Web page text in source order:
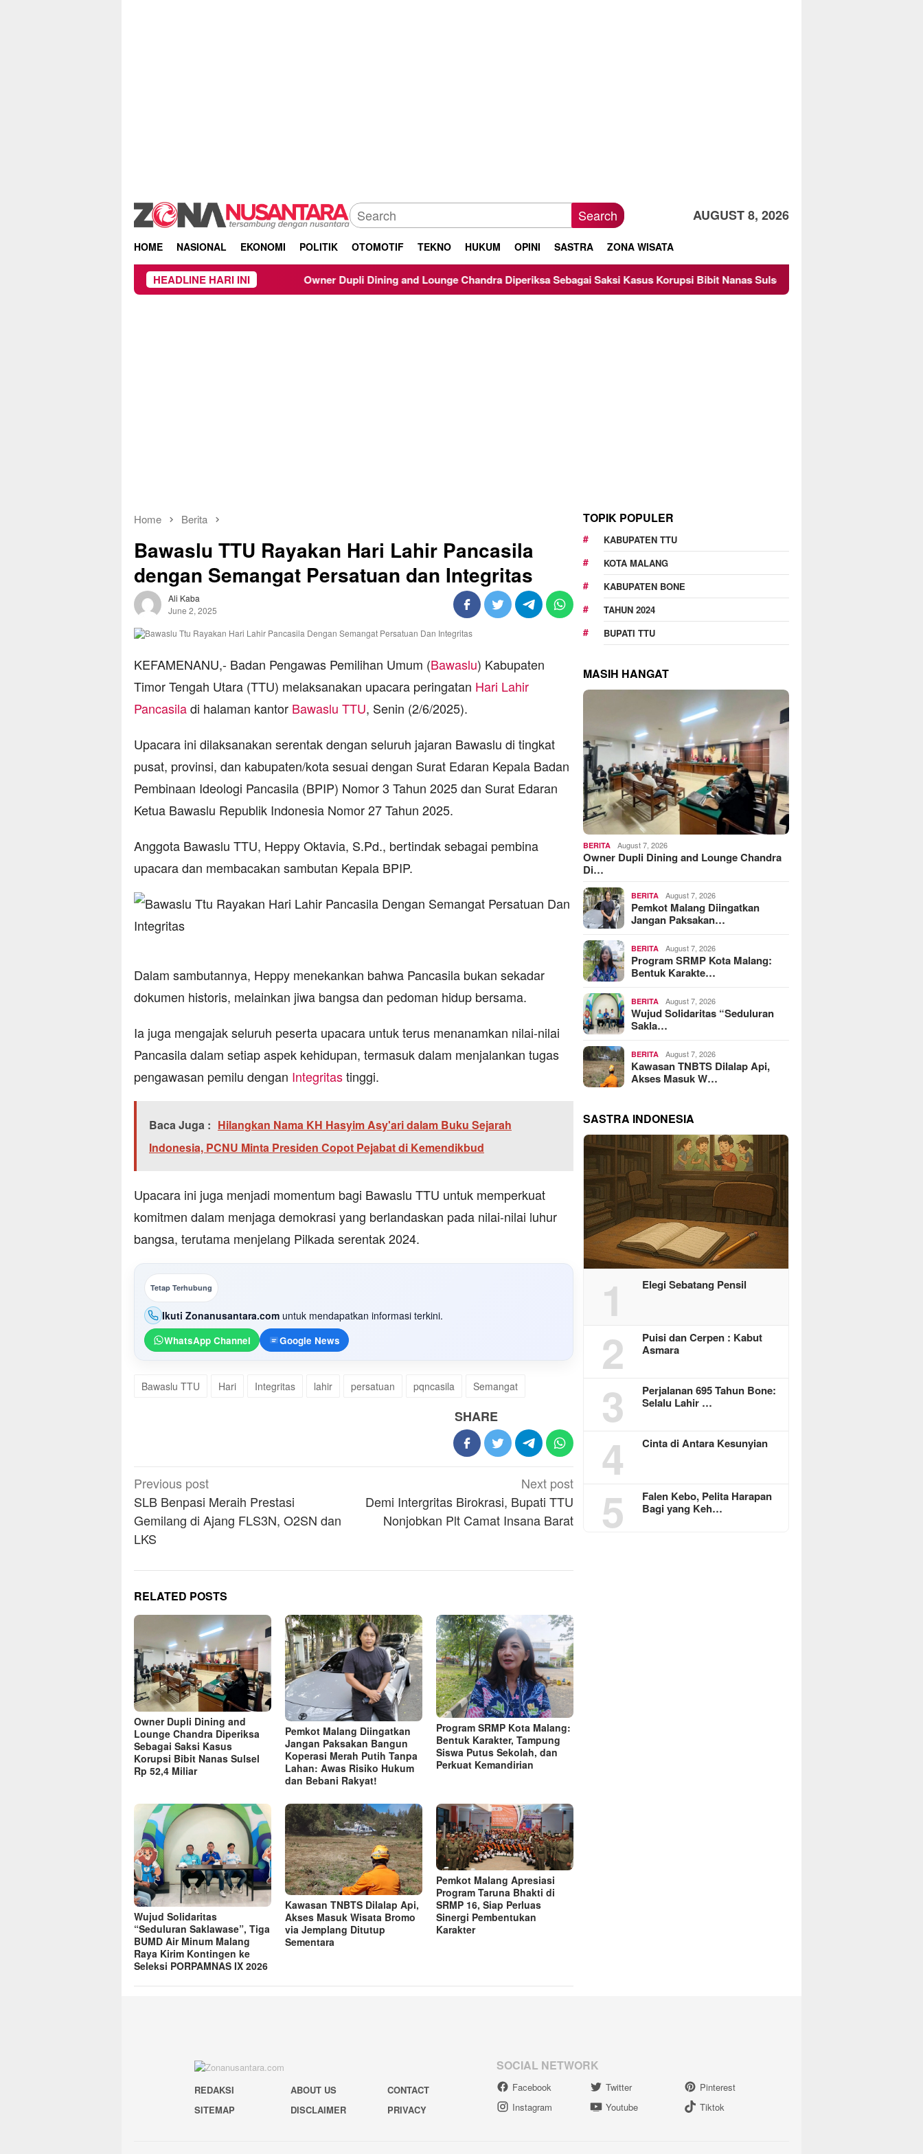
Search AUGUST 8, 2026
HOME NASIONAL EKONOMI POLITIK OTOMOTIF TEKNO HUKUM OPINI SASTRA ZONA WISATA
HEADLINE HARI INIOwner Dupli Dining and Lounge Chandra Diperiksa Sebagai Saksi Kasus Korupsi Bibit Nanas Sulsel Rp 52,4 Miliar
Home Berita
Bawaslu TTU Rayakan Hari Lahir Pancasila
dengan Semangat Persatuan dan Integritas
Ali Kaba
June 2, 2025
KEFAMENANU,- Badan Pengawas Pemilihan Umum (Bawaslu) Kabupaten
Timor Tengah Utara (TTU) melaksanakan upacara peringatan Hari Lahir
Pancasiladi halaman kantor Bawaslu TTU, Senin (2/6/2025).
Upacara ini dilaksanakan serentak dengan seluruh jajaran Bawaslu di tingkat
pusat, provinsi, dan kabupaten/kota sesuai dengan Surat Edaran Kepala Badan
Pembinaan Ideologi Pancasila (BPIP) Nomor 3 Tahun 2025 dan Surat Edaran
Ketua Bawaslu Republik Indonesia Nomor 27 Tahun 2025.
Anggota Bawaslu TTU, Heppy Oktavia, S.Pd., bertindak sebagai pembina
upacara dan membacakan sambutan Kepala BPIP.
Dalam sambutannya, Heppy menekankan bahwa Pancasila bukan sekadar
dokumen historis, melainkan jiwa bangsa dan pedoman hidup bersama.
Ia juga mengajak seluruh peserta upacara untuk terus menanamkan nilai-nilai
Pancasila dalam setiap aspek kehidupan, termasuk dalam menjalankan tugas
pengawasan pemilu dengan Integritastinggi.
Baca Juga : Hilangkan Nama KH Hasyim Asy'ari dalam Buku Sejarah
Indonesia, PCNU Minta Presiden Copot Pejabat di Kemendikbud
Upacara ini juga menjadi momentum bagi Bawaslu TTU untuk memperkuat
komitmen dalam menjaga demokrasi yang berlandaskan pada nilai-nilai luhur
bangsa, terutama menjelang Pilkada serentak 2024.
Tetap Terhubung
Ikuti Zonanusantara.com untuk mendapatkan informasi terkini.
WhatsApp Channel Google News
Bawaslu TTU Hari Integritas lahir persatuan pqncasila Semangat
SHARE
Post
navigation
Previous post
SLB Benpasi Meraih Prestasi
Gemilang di Ajang FLS3N, O2SN dan
LKS
Next post
Demi Intergritas Birokrasi, Bupati TTU
Nonjobkan Plt Camat Insana Barat
RELATED POSTS
Owner Dupli Dining and
Lounge Chandra Diperiksa
Sebagai Saksi Kasus
Korupsi Bibit Nanas Sulsel
Rp 52,4 Miliar
Pemkot Malang Diingatkan
Jangan Paksakan Bangun
Koperasi Merah Putih Tanpa
Lahan: Awas Risiko Hukum
dan Bebani Rakyat!
Program SRMP Kota Malang:
Bentuk Karakter, Tampung
Siswa Putus Sekolah, dan
Perkuat Kemandirian
Wujud Solidaritas
“Seduluran Saklawase”, Tiga
BUMD Air Minum Malang
Raya Kirim Kontingen ke
Seleksi PORPAMNAS IX 2026
Kawasan TNBTS Dilalap Api,
Akses Masuk Wisata Bromo
via Jemplang Ditutup
Sementara
Pemkot Malang Apresiasi
Program Taruna Bhakti di
SRMP 16, Siap Perluas
Sinergi Pembentukan
Karakter
TOPIK POPULER
KABUPATEN TTU
KOTA MALANG
KABUPATEN BONE
TAHUN 2024
BUPATI TTU
MASIH HANGAT
BERITA August 7, 2026
Owner Dupli Dining and Lounge Chandra
Di…
BERITA August 7, 2026
Pemkot Malang Diingatkan
Jangan Paksakan…
BERITA August 7, 2026
Program SRMP Kota Malang:
Bentuk Karakte…
BERITA August 7, 2026
Wujud Solidaritas “Seduluran
Sakla…
BERITA August 7, 2026
Kawasan TNBTS Dilalap Api,
Akses Masuk W…
SASTRA INDONESIA
1 Elegi Sebatang Pensil
2
Puisi dan Cerpen : Kabut
Asmara
3
Perjalanan 695 Tahun Bone:
Selalu Lahir …
4 Cinta di Antara Kesunyian
5
Falen Kebo, Pelita Harapan
Bagi yang Keh…
REDAKSI ABOUT US
CONTACT
SITEMAP
DISCLAIMER PRIVACY
SOCIAL NETWORK
Facebook Twitter
Pinterest
Instagram
Youtube Tiktok